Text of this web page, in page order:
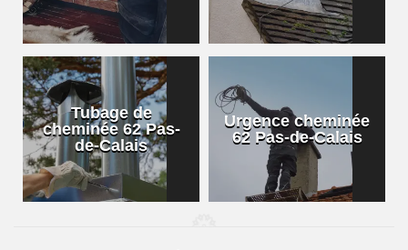
Tubage de
cheminée 62 Pas-
de-Calais
Urgence cheminée
62 Pas-de-Calais